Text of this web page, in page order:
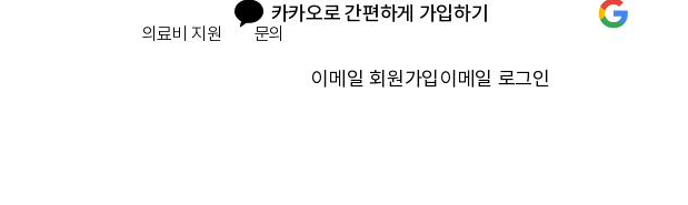
의료비 지원 문의
카카오로 간편하게 가입하기
이메일 회원가입이메일 로그인